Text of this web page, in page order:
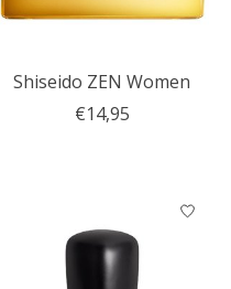
Shiseido ZEN Women
€14,95